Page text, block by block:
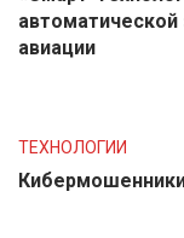
авиации
ТЕХНОЛОГИИ